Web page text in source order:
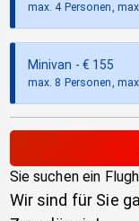
max. 4 Personen,
Minivan - € 155
max. 8 Personen,
Sie suchen ein
Wir sind für Sie